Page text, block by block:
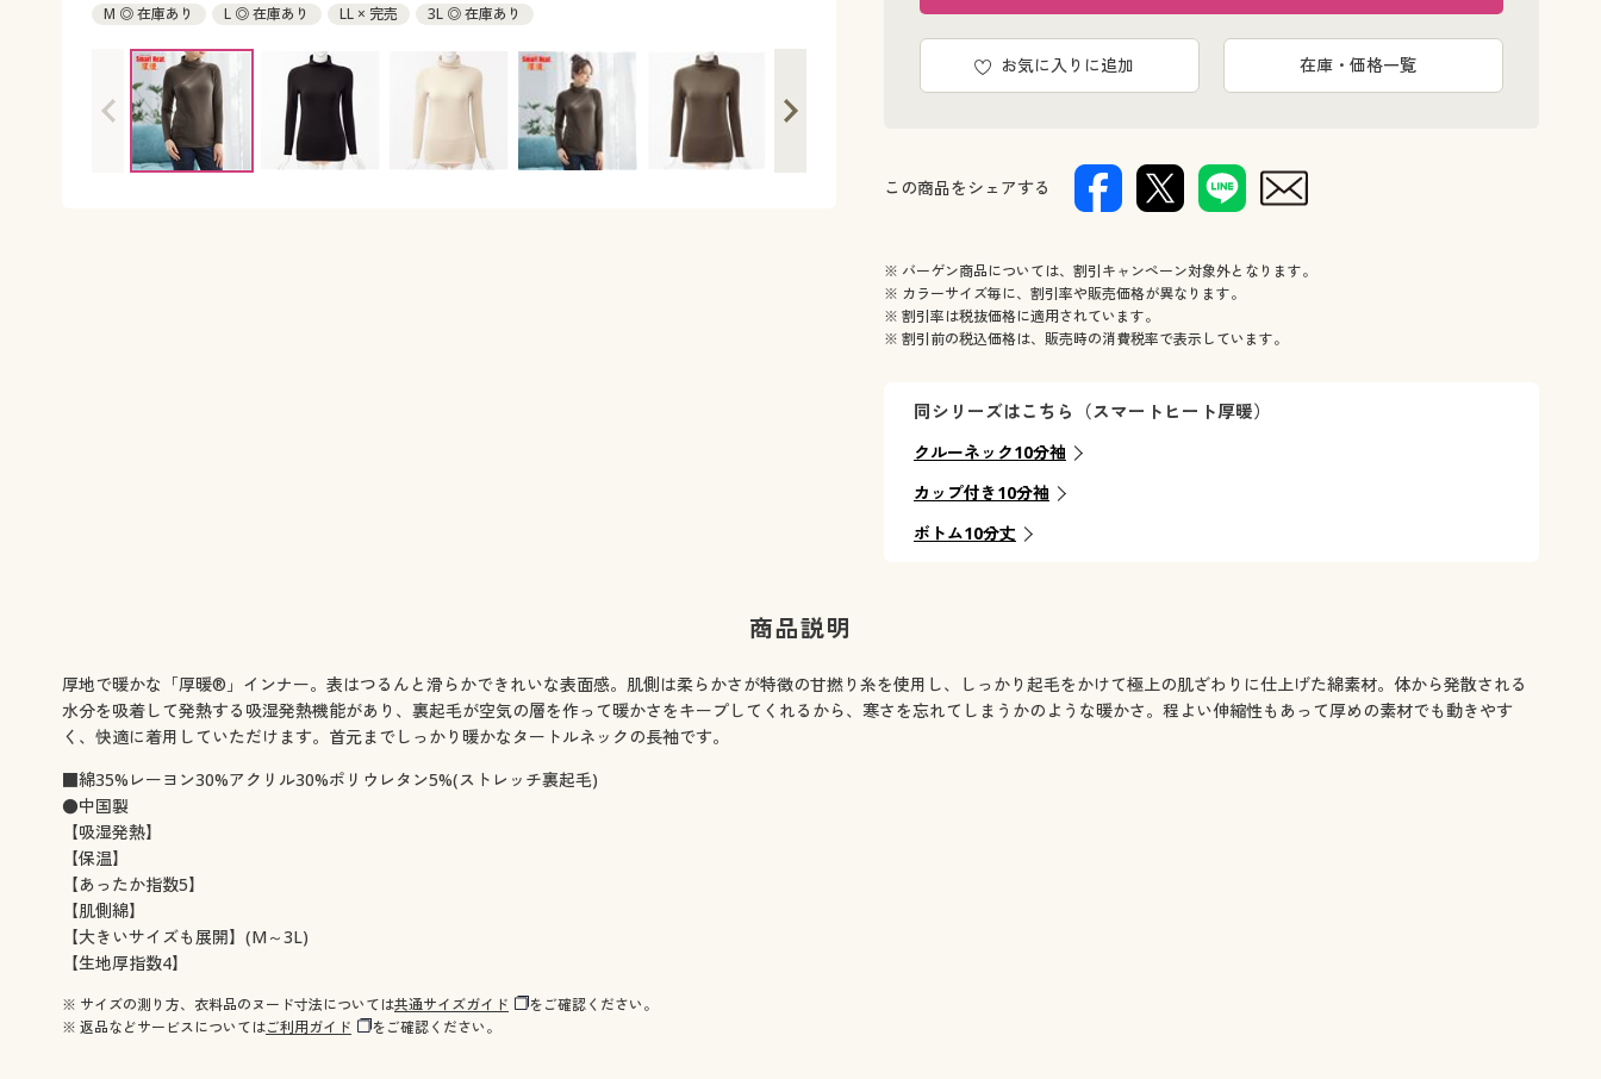
M ◎ 在庫あり L ◎ 在庫あり LL × 完売 3L ◎ 在庫あり
お気に入りに追加 在庫・価格一覧
この商品をシェアする
※ バーゲン商品については、割引キャンペーン対象外となります。
※ カラーサイズ毎に、割引率や販売価格が異なります。
※ 割引率は税抜価格に適用されています。
※ 割引前の税込価格は、販売時の消費税率で表示しています。
同シリーズはこちら（スマートヒート厚暖）
クルーネック10分袖
カップ付き10分袖
ボトム10分丈
商品説明
厚地で暖かな「厚暖®」インナー。表はつるんと滑らかできれいな表面感。肌側は柔らかさが特徴の甘撚り糸を使用し、しっかり起毛をかけて極上の肌ざわりに仕上げた綿素材。体から発散される
水分を吸着して発熱する吸湿発熱機能があり、裏起毛が空気の層を作って暖かさをキープしてくれるから、寒さを忘れてしまうかのような暖かさ。程よい伸縮性もあって厚めの素材でも動きやす
く、快適に着用していただけます。首元までしっかり暖かなタートルネックの長袖です。
■綿35%レーヨン30%アクリル30%ポリウレタン5%(ストレッチ裏起毛)
●中国製
【吸湿発熱】
【保温】
【あったか指数5】
【肌側綿】
【大きいサイズも展開】(M～3L)
【生地厚指数4】
※ サイズの測り方、衣料品のヌード寸法については共通サイズガイド
をご確認ください。
※ 返品などサービスについてはご利用ガイド をご確認ください。